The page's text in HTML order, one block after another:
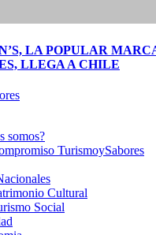
LA POPULAR
LLEGA A CHILE
somos?
TurismoySabores
Cultural
Social